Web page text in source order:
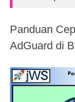
Panduan
AdGuard di